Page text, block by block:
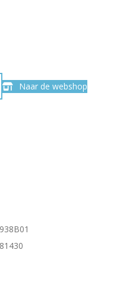
Naar de webshop